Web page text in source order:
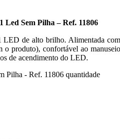
Sem Pilha – Ref. 11806
de alto brilho. Alimentada com
o produto), confortável ao manuseio
de acendimento do LED.
Pilha - Ref. 11806 quantidade